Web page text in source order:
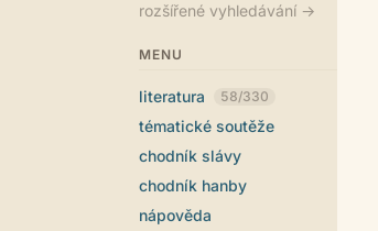
rozšířené vyhledávání →
MENU
literatura 58/330
tématické soutěže
chodník slávy
chodník hanby
nápověda